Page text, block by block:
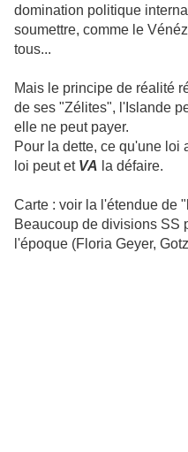
domination politique
soumettre, comme le
tous...
Mais le principe de réalité
de ses "Zélites", l'Islande
elle ne peut payer.
Pour la dette, ce qu'une loi
loi peut et VA la défaire.
Carte : voir la l'étendue de
Beaucoup de divisions SS
l'époque (Floria Geyer,